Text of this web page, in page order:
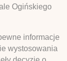
Ogińskiego
informacje
wystosowania